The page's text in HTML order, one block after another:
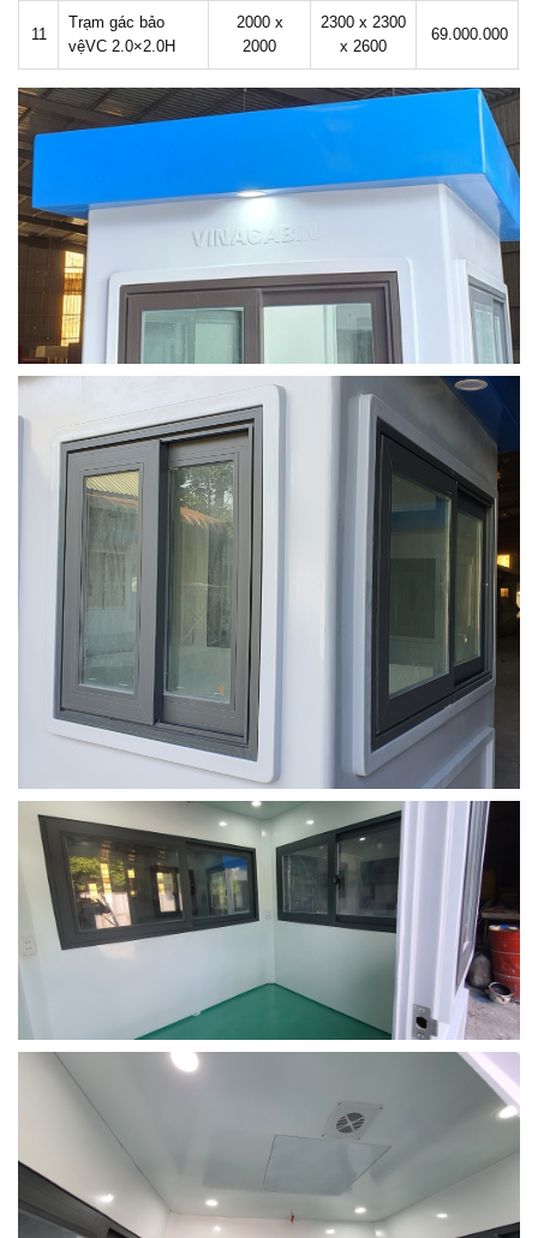
11
Trạm gác bảo
vệVC 2.0×2.0H
2000 x
2000
2300 x 2300
x 2600
69.000.000